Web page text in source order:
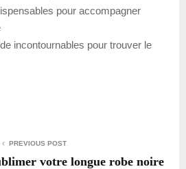
pour accompagner
incontournables pour trouver le
PREVIOUS POST
votre longue robe noire